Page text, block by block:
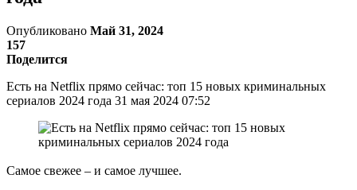
Опубликовано Май 31, 2024
157
Поделится
Есть на Netflix прямо сейчас: топ 15 новых криминальных
сериалов 2024 года 31 мая 2024 07:52
Самое свежее – и самое лучшее.